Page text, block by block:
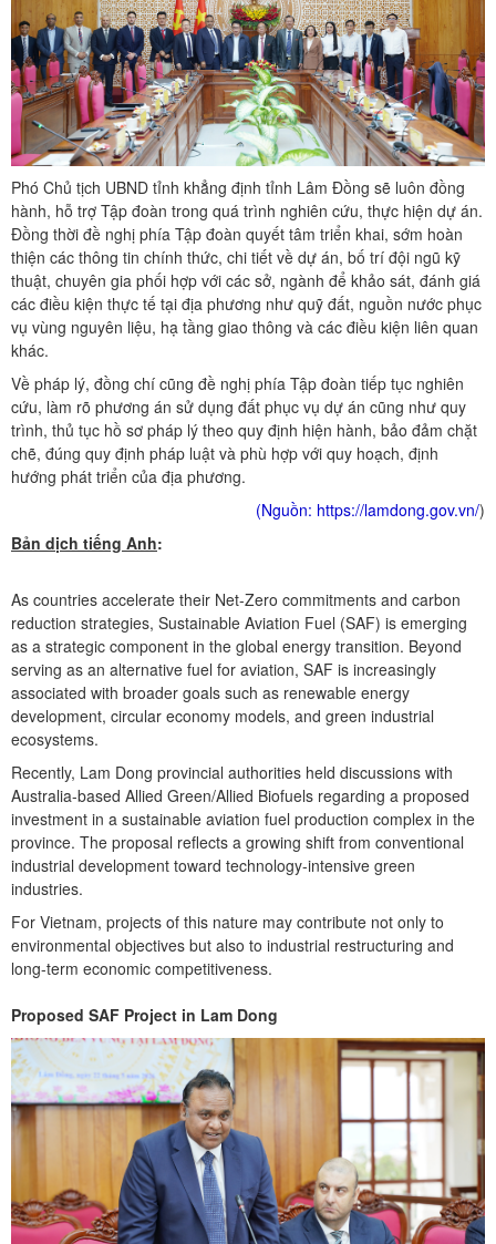
Phó Chủ tịch UBND tỉnh khẳng định tỉnh Lâm Đồng sẽ luôn đồng
hành, hỗ trợ Tập đoàn trong quá trình nghiên cứu, thực hiện dự án.
Đồng thời đề nghị phía Tập đoàn quyết tâm triển khai, sớm hoàn
thiện các thông tin chính thức, chi tiết về dự án, bố trí đội ngũ kỹ
thuật, chuyên gia phối hợp với các sở, ngành để khảo sát, đánh giá
các điều kiện thực tế tại địa phương như quỹ đất, nguồn nước phục
vụ vùng nguyên liệu, hạ tầng giao thông và các điều kiện liên quan
khác.
Về pháp lý, đồng chí cũng đề nghị phía Tập đoàn tiếp tục nghiên
cứu, làm rõ phương án sử dụng đất phục vụ dự án cũng như quy
trình, thủ tục hồ sơ pháp lý theo quy định hiện hành, bảo đảm chặt
chẽ, đúng quy định pháp luật và phù hợp với quy hoạch, định
hướng phát triển của địa phương.
(Nguồn: https://lamdong.gov.vn/)
Bản dịch tiếng Anh:
As countries accelerate their Net-Zero commitments and carbon
reduction strategies, Sustainable Aviation Fuel (SAF) is emerging
as a strategic component in the global energy transition. Beyond
serving as an alternative fuel for aviation, SAF is increasingly
associated with broader goals such as renewable energy
development, circular economy models, and green industrial
ecosystems.
Recently, Lam Dong provincial authorities held discussions with
Australia-based Allied Green/Allied Biofuels regarding a proposed
investment in a sustainable aviation fuel production complex in the
province. The proposal reflects a growing shift from conventional
industrial development toward technology-intensive green
industries.
For Vietnam, projects of this nature may contribute not only to
environmental objectives but also to industrial restructuring and
long-term economic competitiveness.
Proposed SAF Project in Lam Dong